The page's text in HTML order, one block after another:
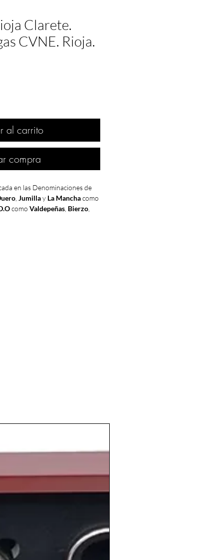
Clarete.
CVNE. Rioja.
al carrito
compra
en las Denominaciones de
Jumillay La Manchacomo
como Valdepeñas Bierzo
a recordar los españoles
como "contratos basura"
y más de tres millones
sus tareas para manifestarse y
gobierno.
Unión Europea seguia
legislaciones que nos llevó a